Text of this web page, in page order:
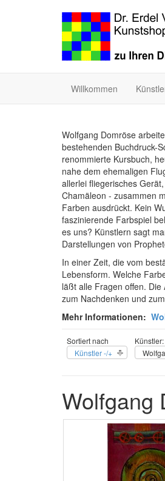
Willkommen
Wolfgang Domröse
bestehenden Buchdruck-
renommierte Kursbuch,
nahe dem ehemaligen
allerlei fliegerisches
Chamäleon - zusammen
Farben ausdrückt. Kein
faszinierende Farbspiel
es uns? Künstlern sagt
Darstellungen von
In einer Zeit, die vom
Lebensform. Welche
läßt alle Fragen offen.
zum Nachdenken und
Mehr Informationen:
Sortiert nach
Künstler -/+
Künstler:
Wolfgang